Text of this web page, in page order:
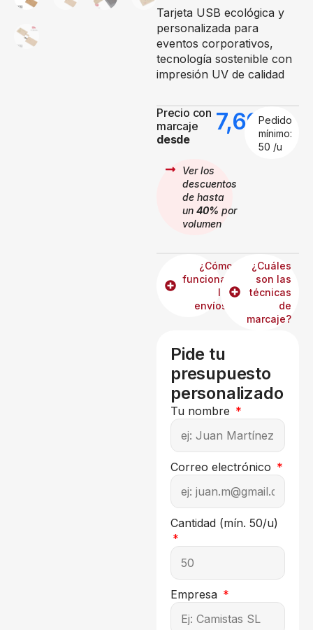
Tarjeta USB ecológica y
personalizada para
eventos corporativos,
tecnología sostenible con
impresión UV de calidad
Precio con
marcaje
desde
7,69€
Pedido
mínimo:
50 /u
Ver los
descuentos
de hasta
un 40% por
volumen
¿Cómo
funcionan
los
envíos?
¿Cuáles
son las
técnicas
de
marcaje?
Pide tu
presupuesto
personalizado
Tu nombre
Correo electrónico
Cantidad (mín. 50/u)
Empresa